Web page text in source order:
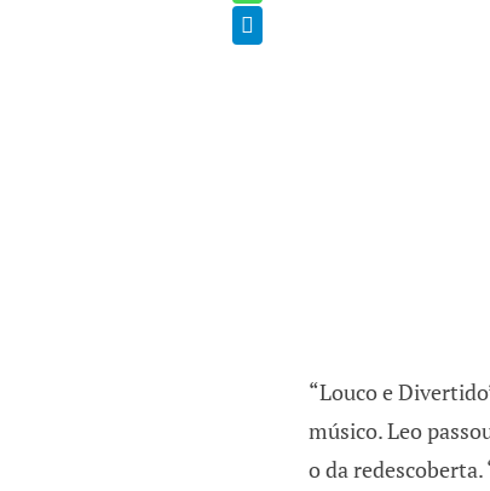
“Louco e
músico. Leo
o da